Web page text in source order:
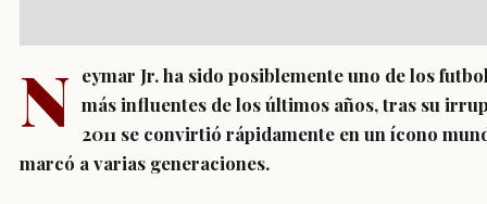
N eymar Jr. ha sido posiblemente uno de los
más influentes de los últimos años, tras su
2011 se convirtió rápidamente en un ícono
marcó a varias generaciones.